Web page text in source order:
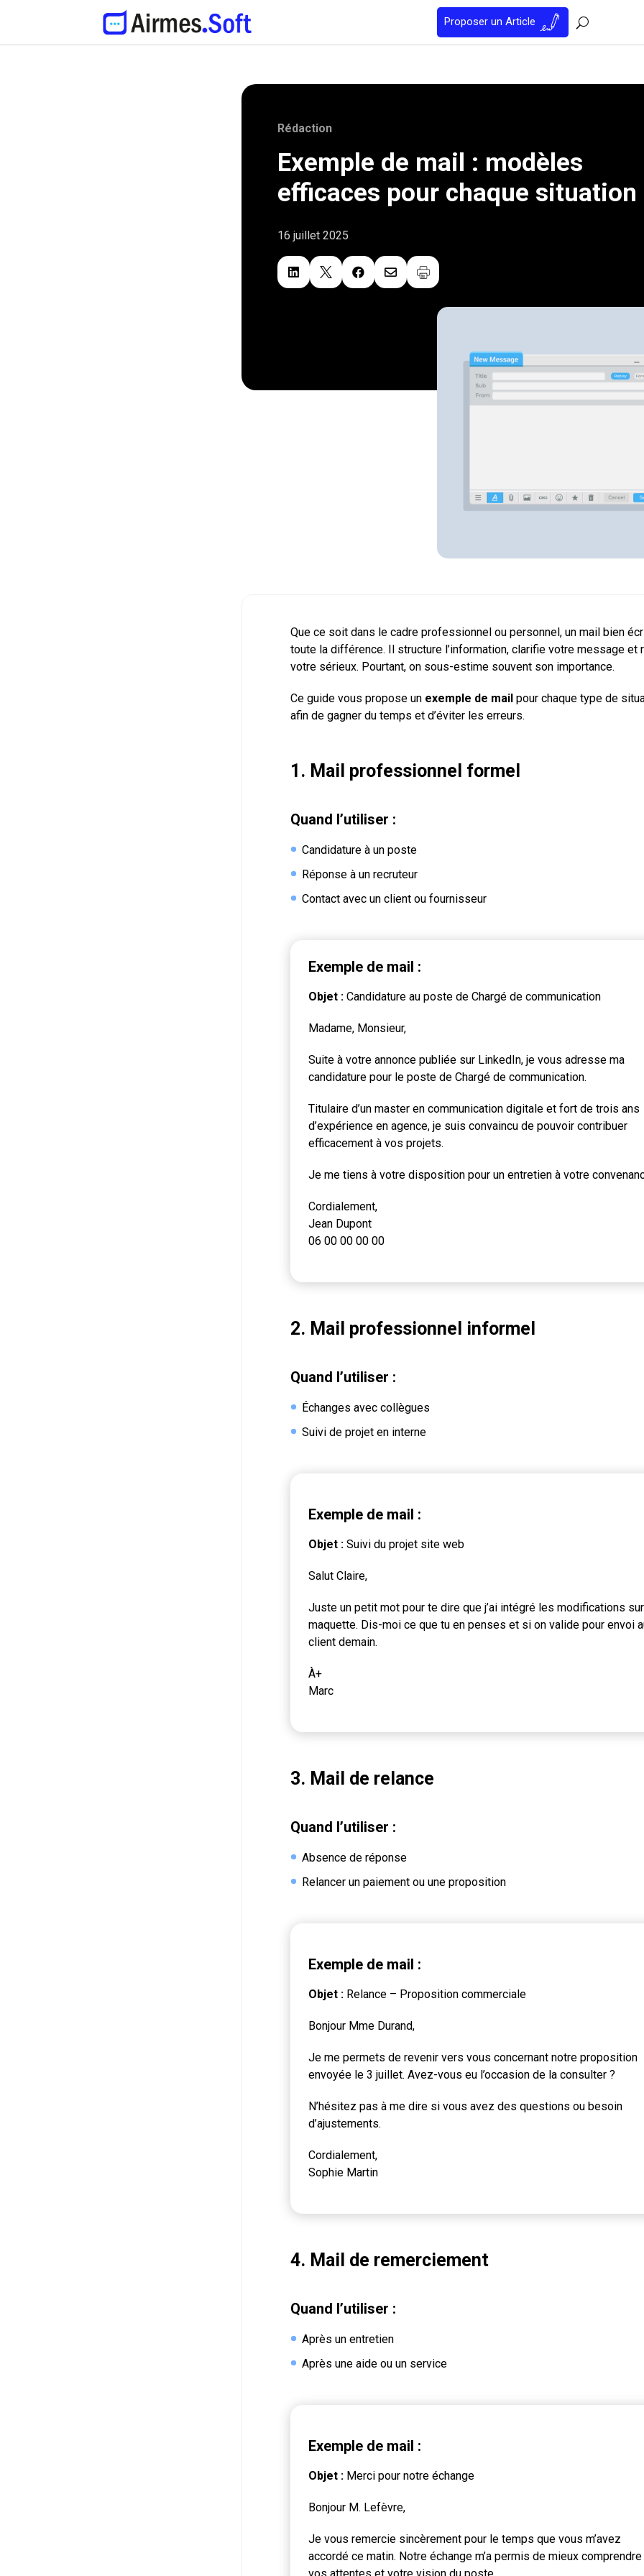
Proposer un Article
Rédaction
Exemple de mail : modèles
efficaces pour chaque situation
16 juillet 2025
   
Que ce soit dans le cadre professionnel ou personnel, un mail bien
toute la différence. Il structure l’information, clarifie votre message et
votre sérieux. Pourtant, on sous-estime souvent son importance.
Ce guide vous propose un exemple de mail pour chaque type de
afin de gagner du temps et d’éviter les erreurs.
1. Mail professionnel formel
Quand l’utiliser :
Candidature à un poste
Réponse à un recruteur
Contact avec un client ou fournisseur
Exemple de mail :
Objet : Candidature au poste de Chargé de communication
Madame, Monsieur,
Suite à votre annonce publiée sur LinkedIn, je vous adresse ma
candidature pour le poste de Chargé de communication.
Titulaire d’un master en communication digitale et fort de trois ans
d’expérience en agence, je suis convaincu de pouvoir contribuer
efficacement à vos projets.
Je me tiens à votre disposition pour un entretien à votre
Cordialement,
Jean Dupont
06 00 00 00 00
2. Mail professionnel informel
Quand l’utiliser :
Échanges avec collègues
Suivi de projet en interne
Exemple de mail :
Objet : Suivi du projet site web
Salut Claire,
Juste un petit mot pour te dire que j’ai intégré les modifications
maquette. Dis-moi ce que tu en penses et si on valide pour envoi
client demain.
À+
Marc
3. Mail de relance
Quand l’utiliser :
Absence de réponse
Relancer un paiement ou une proposition
Exemple de mail :
Objet : Relance – Proposition commerciale
Bonjour Mme Durand,
Je me permets de revenir vers vous concernant notre proposition
envoyée le 3 juillet. Avez-vous eu l’occasion de la consulter ?
N’hésitez pas à me dire si vous avez des questions ou besoin
d’ajustements.
Cordialement,
Sophie Martin
4. Mail de remerciement
Quand l’utiliser :
Après un entretien
Après une aide ou un service
Exemple de mail :
Objet : Merci pour notre échange
Bonjour M. Lefèvre,
Je vous remercie sincèrement pour le temps que vous m’avez
accordé ce matin. Notre échange m’a permis de mieux comprendre